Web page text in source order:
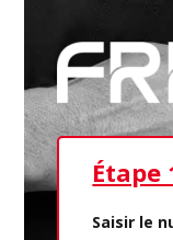
Étape
Saisir le